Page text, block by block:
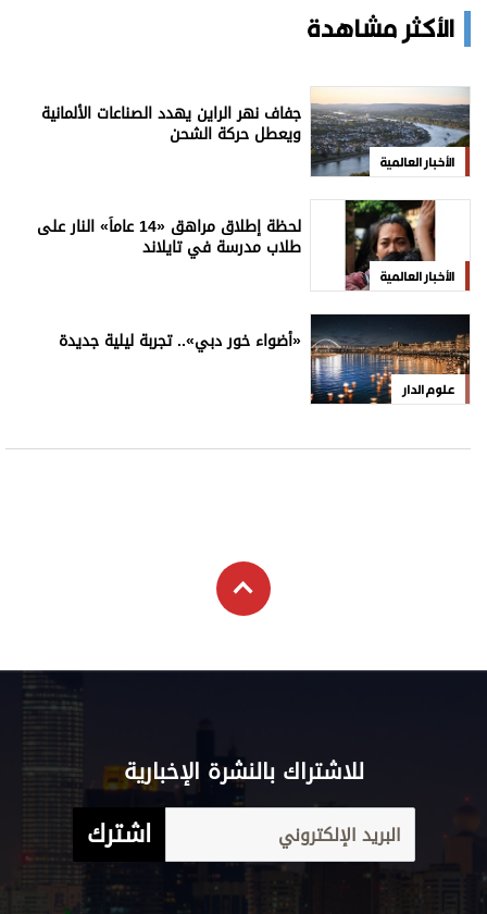
الأكثر مشاهدة
الأخبار العالمية
جفاف نهر الراين يهدد الصناعات الألمانية
ويعطل حركة الشحن
الأخبار العالمية
لحظة إطلاق مراهق «14 عاماً» النار على
طلاب مدرسة في تايلاند
علوم الدار
«أضواء خور دبي».. تجربة ليلية جديدة
للاشتراك بالنشرة الإخبارية
اشترك